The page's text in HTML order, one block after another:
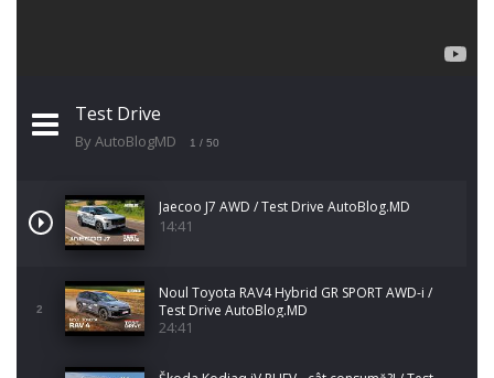
Test Drive
By AutoBlogMD 1 / 50
Jaecoo J7 AWD / Test Drive AutoBlog.MD
14:41
2
Noul Toyota RAV4 Hybrid GR SPORT AWD-i /
Test Drive AutoBlog.MD
24:41